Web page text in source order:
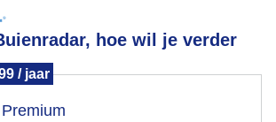
hoe wil je verder
/ jaar
je locatie gebruiken voor het